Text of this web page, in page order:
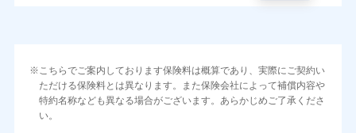
こちらでご案内しております保険料は概算であり、実際にご契約い
ただける保険料とは異なります。また保険会社によって補償内容や
特約名称なども異なる場合がございます。あらかじめご了承くださ
い。